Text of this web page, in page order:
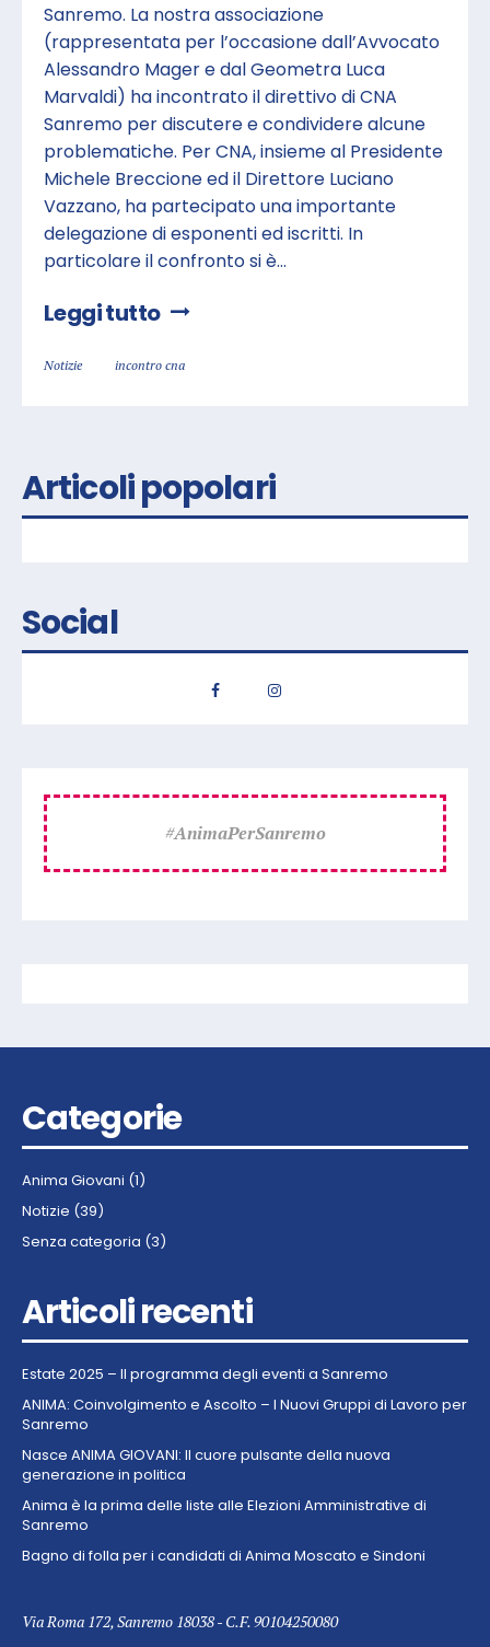
Sanremo. La nostra associazione
(rappresentata per l’occasione dall’Avvocato
Alessandro Mager e dal Geometra Luca
Marvaldi) ha incontrato il direttivo di CNA
Sanremo per discutere e condividere alcune
problematiche. Per CNA, insieme al Presidente
Michele Breccione ed il Direttore Luciano
Vazzano, ha partecipato una importante
delegazione di esponenti ed iscritti. In
particolare il confronto si è...
Leggi tutto
Notizie incontro cna
Articoli popolari
Social
#AnimaPerSanremo
Categorie
Anima Giovani (1)
Notizie (39)
Senza categoria (3)
Articoli recenti
Estate 2025 – Il programma degli eventi a Sanremo
ANIMA: Coinvolgimento e Ascolto – I Nuovi Gruppi di Lavoro per
Sanremo
Nasce ANIMA GIOVANI: Il cuore pulsante della nuova
generazione in politica
Anima è la prima delle liste alle Elezioni Amministrative di
Sanremo
Bagno di folla per i candidati di Anima Moscato e Sindoni
Via Roma 172, Sanremo 18038 - C.F. 90104250080